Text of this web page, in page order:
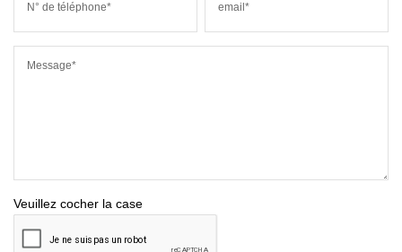
N° de téléphone* email*
Message*
Veuillez cocher la case